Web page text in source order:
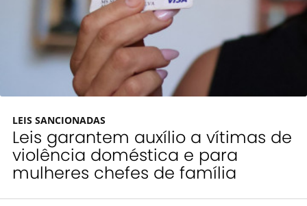
LEIS SANCIONADAS
Leis garantem auxílio a vítimas de
violência doméstica e para
mulheres chefes de família